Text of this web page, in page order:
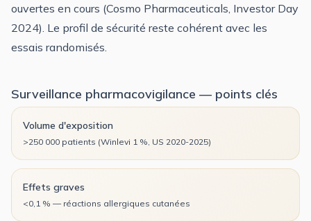
ouvertes en cours (Cosmo Pharmaceuticals, Investor Day
2024). Le profil de sécurité reste cohérent avec les
essais randomisés.
Surveillance pharmacovigilance — points clés
Volume d'exposition
>250 000 patients (Winlevi 1 %, US 2020-2025)
Effets graves
<0,1 % — réactions allergiques cutanées